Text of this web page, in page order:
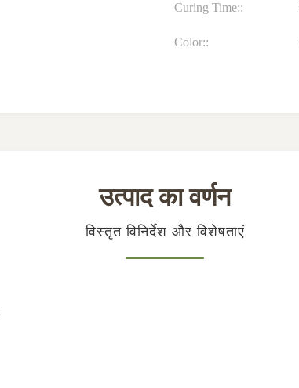
Curing Time::
Color::
उत्पाद का वर्णन
विस्तृत विनिर्देश और विशेषताएं